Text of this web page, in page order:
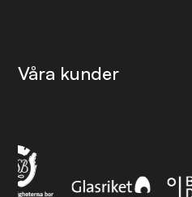
Våra kunder